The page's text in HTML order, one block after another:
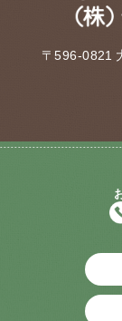
〒596-0821